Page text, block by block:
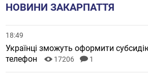
НОВИНИ ЗАКАРПАТТЯ
18:49
Українці зможуть оформити
телефон
17206 1